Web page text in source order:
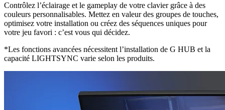
Contrôlez l’éclairage et le gameplay de votre clavier grâce à des
couleurs personnalisables. Mettez en valeur des groupes de touches,
optimisez votre installation ou créez des séquences uniques pour
votre jeu favori : c’est vous qui décidez.
*Les fonctions avancées nécessitent l’installation de G HUB et la
capacité LIGHTSYNC varie selon les produits.